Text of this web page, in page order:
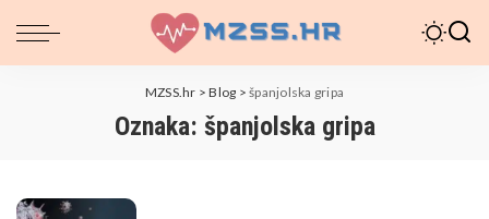
MZSS.hr >Blog >španjolska gripa
Oznaka: španjolska gripa